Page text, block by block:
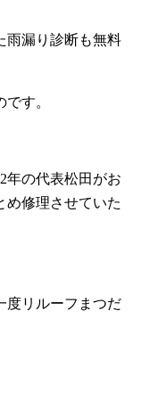
雨漏り診断も無料
す。
年の代表松田がお
め修理させていた
度リルーフまつだ